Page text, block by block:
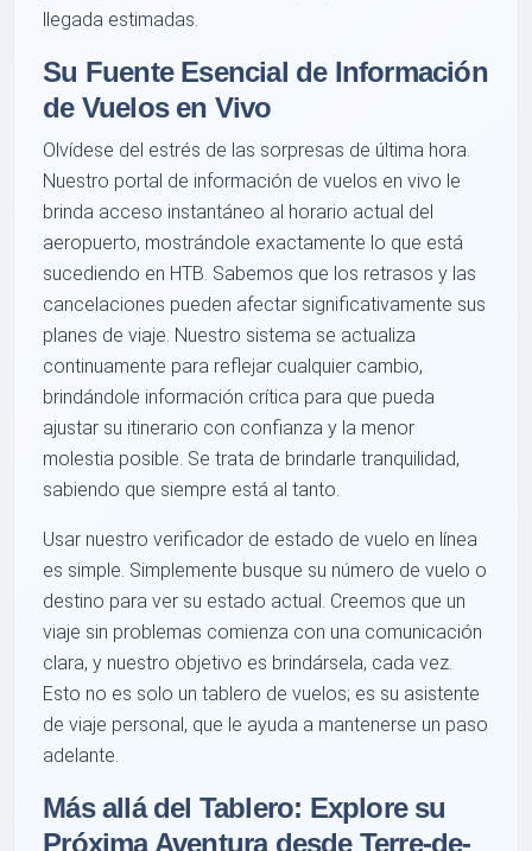
llegada estimadas.
Su Fuente Esencial de Información
de Vuelos en Vivo
Olvídese del estrés de las sorpresas de última hora.
Nuestro portal de información de vuelos en vivo le
brinda acceso instantáneo al horario actual del
aeropuerto, mostrándole exactamente lo que está
sucediendo en HTB. Sabemos que los retrasos y las
cancelaciones pueden afectar significativamente sus
planes de viaje. Nuestro sistema se actualiza
continuamente para reflejar cualquier cambio,
brindándole información crítica para que pueda
ajustar su itinerario con confianza y la menor
molestia posible. Se trata de brindarle tranquilidad,
sabiendo que siempre está al tanto.
Usar nuestro verificador de estado de vuelo en línea
es simple. Simplemente busque su número de vuelo o
destino para ver su estado actual. Creemos que un
viaje sin problemas comienza con una comunicación
clara, y nuestro objetivo es brindársela, cada vez.
Esto no es solo un tablero de vuelos; es su asistente
de viaje personal, que le ayuda a mantenerse un paso
adelante.
Más allá del Tablero: Explore su
Próxima Aventura desde Terre-de-